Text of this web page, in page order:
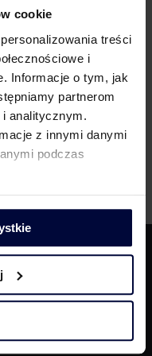
cookie
treści
i
Informacje o tym, jak
partnerom
analitycznym.
z innymi danymi
podczas
Dziedzic i Partnerzy |